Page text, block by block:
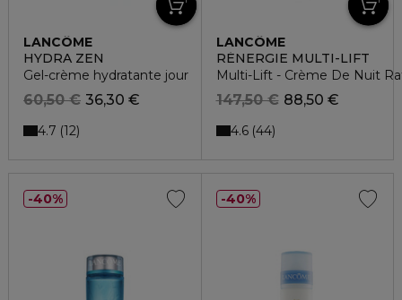
LANCÔME
HYDRA ZEN
Gel-crème hydratante jour
36,30 €
60,50 €
4.7 12
LANCÔME
RÉNERGIE MULTI-LIFT
Multi-Lift - Crème De Nuit
88,50 €
147,50 €
4.6 44
40% 40%